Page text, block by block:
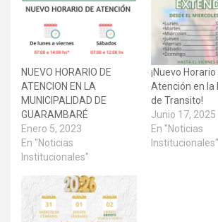
NUEVO HORARIO DE
ATENCION EN LA
MUNICIPALIDAD DE
GUARAMBARÉ
Enero 5, 2023
En "Noticias
Institucionales"
¡Nuevo Horario
Atención en la
de Transito!
Junio 17, 2025
En "Noticias
Institucionales"